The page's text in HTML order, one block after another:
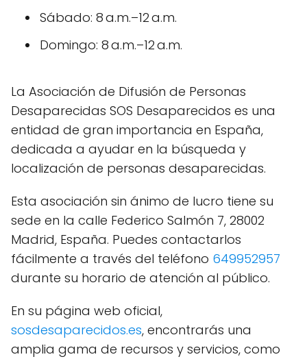
Sábado: 8 a.m.–12 a.m.
Domingo: 8 a.m.–12 a.m.
La Asociación de Difusión de Personas
Desaparecidas SOS Desaparecidos es una
entidad de gran importancia en España,
dedicada a ayudar en la búsqueda y
localización de personas desaparecidas.
Esta asociación sin ánimo de lucro tiene su
sede en la calle Federico Salmón 7, 28002
Madrid, España. Puedes contactarlos
fácilmente a través del teléfono 649952957
durante su horario de atención al público.
En su página web oficial,
sosdesaparecidos.es, encontrarás una
amplia gama de recursos y servicios, como